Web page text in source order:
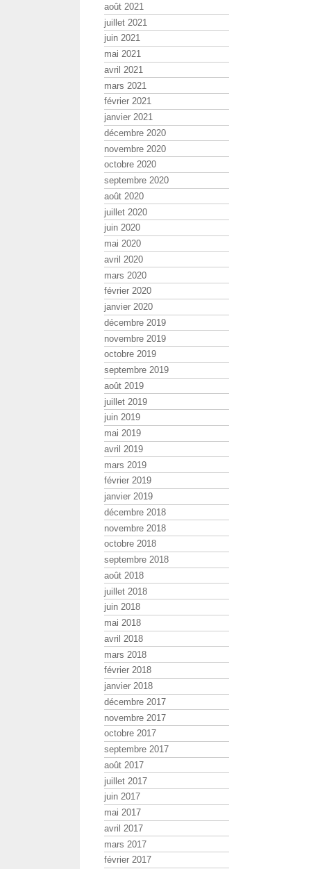
août 2021
juillet 2021
juin 2021
mai 2021
avril 2021
mars 2021
février 2021
janvier 2021
décembre 2020
novembre 2020
octobre 2020
septembre 2020
août 2020
juillet 2020
juin 2020
mai 2020
avril 2020
mars 2020
février 2020
janvier 2020
décembre 2019
novembre 2019
octobre 2019
septembre 2019
août 2019
juillet 2019
juin 2019
mai 2019
avril 2019
mars 2019
février 2019
janvier 2019
décembre 2018
novembre 2018
octobre 2018
septembre 2018
août 2018
juillet 2018
juin 2018
mai 2018
avril 2018
mars 2018
février 2018
janvier 2018
décembre 2017
novembre 2017
octobre 2017
septembre 2017
août 2017
juillet 2017
juin 2017
mai 2017
avril 2017
mars 2017
février 2017